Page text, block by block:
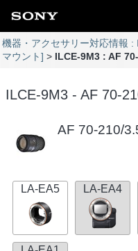
機器・アクセサリー対応情報 :
マウント]
ILCE-9M3 : AF
ILCE-9M3 - AF 70-
AF 70-210/
LA-EA5 LA-EA4